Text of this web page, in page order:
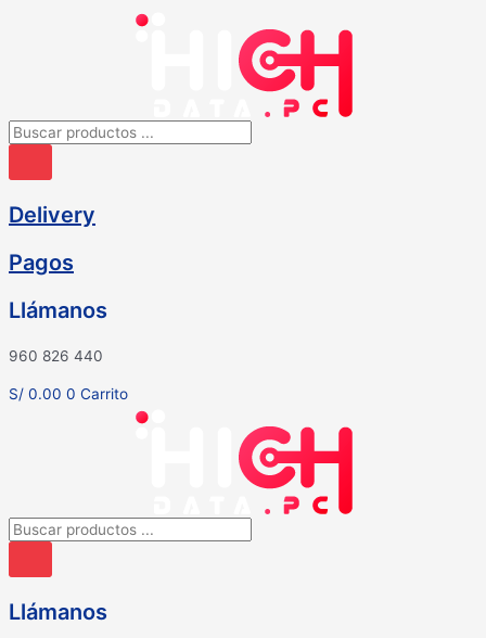
Búsqueda
productos
Delivery
Pagos
Llámanos
960 826 440
S/ 0.00 0 Carrito
Búsqueda
productos
Llámanos